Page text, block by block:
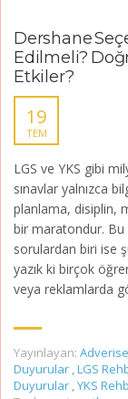
Dershane
Edilmeli?
Etkiler?
19
TEM
LGS ve YKS gibi
sınavlar yalnızca
planlama, disiplin,
bir maratondur.
sorulardan biri ise
yazık ki birçok
veya reklamlarda
Yayınlayan:
Duyurular ,LGS
Duyurular ,YKS